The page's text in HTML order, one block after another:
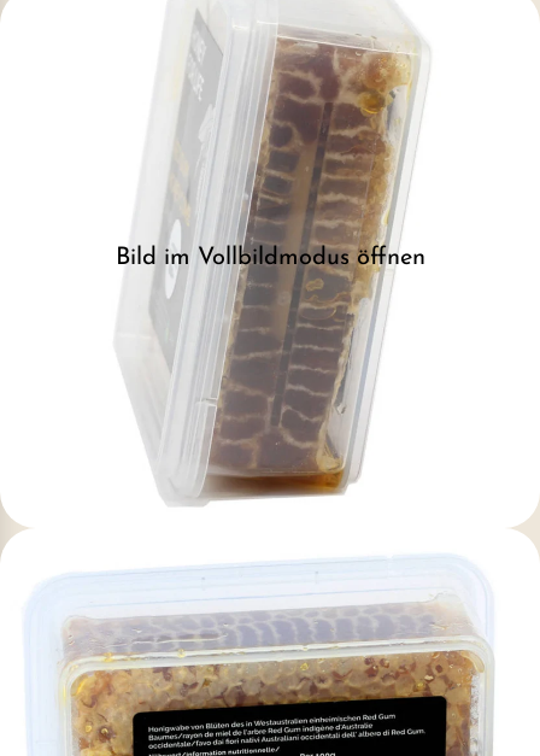
Bild im Vollbildmodus öffnen